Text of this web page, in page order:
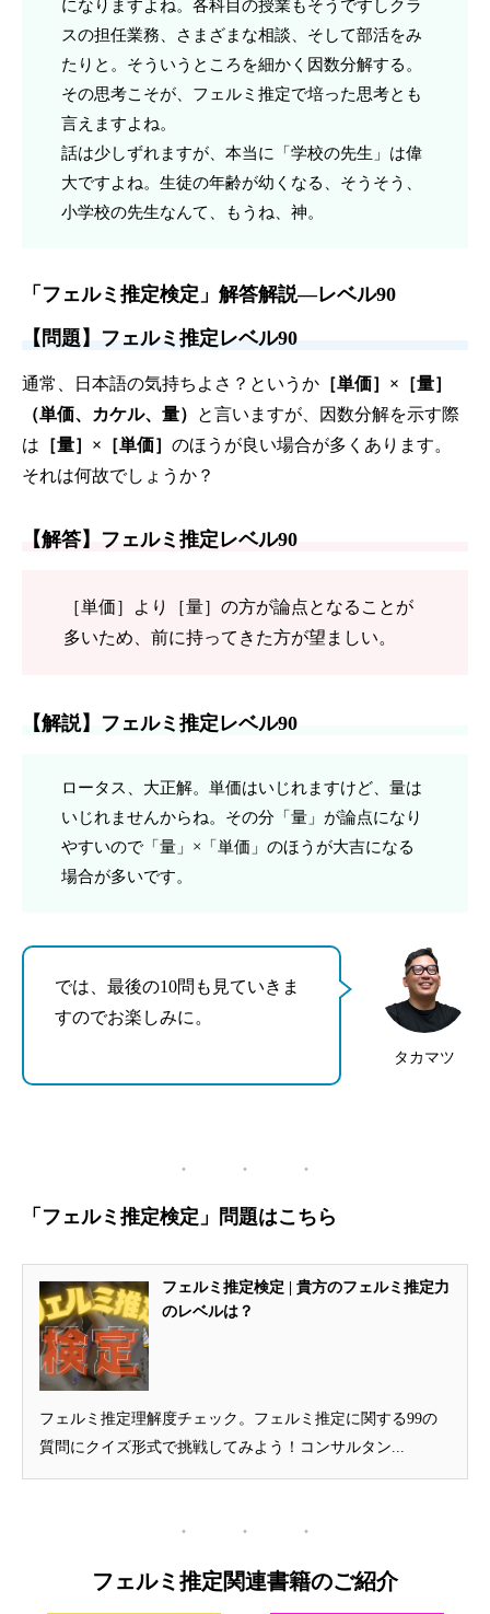
になりますよね。各科目の授業もそうですしクラ
スの担任業務、さまざまな相談、そして部活をみ
たりと。そういうところを細かく因数分解する。
その思考こそが、フェルミ推定で培った思考とも
言えますよね。
話は少しずれますが、本当に「学校の先生」は偉
大ですよね。生徒の年齢が幼くなる、そうそう、
小学校の先生なんて、もうね、神。
「フェルミ推定検定」解答解説—レベル90
【問題】フェルミ推定レベル90
通常、日本語の気持ちよさ？というか ［単価］×［量］
（単価、カケル、量）
と言いますが、因数分解を示す際
は ［量］×［単価］ のほうが良い場合が多くあります。
それは何故でしょうか？
【解答】フェルミ推定レベル90
［単価］より［量］の方が論点となることが
多いため、前に持ってきた方が望ましい。
【解説】フェルミ推定レベル90
ロータス、大正解。単価はいじれますけど、量は
いじれませんからね。その分「量」が論点になり
やすいので「量」×「単価」のほうが大吉になる
場合が多いです。
タカマツ
では、最後の10問も見ていきま
すのでお楽しみに。
「フェルミ推定検定」問題はこちら
フェルミ推定検定 | 貴方のフェルミ推定力
のレベルは？
フェルミ推定理解度チェック。フェルミ推定に関する99の
質問にクイズ形式で挑戦してみよう！コンサルタン...
フェルミ推定関連書籍のご紹介